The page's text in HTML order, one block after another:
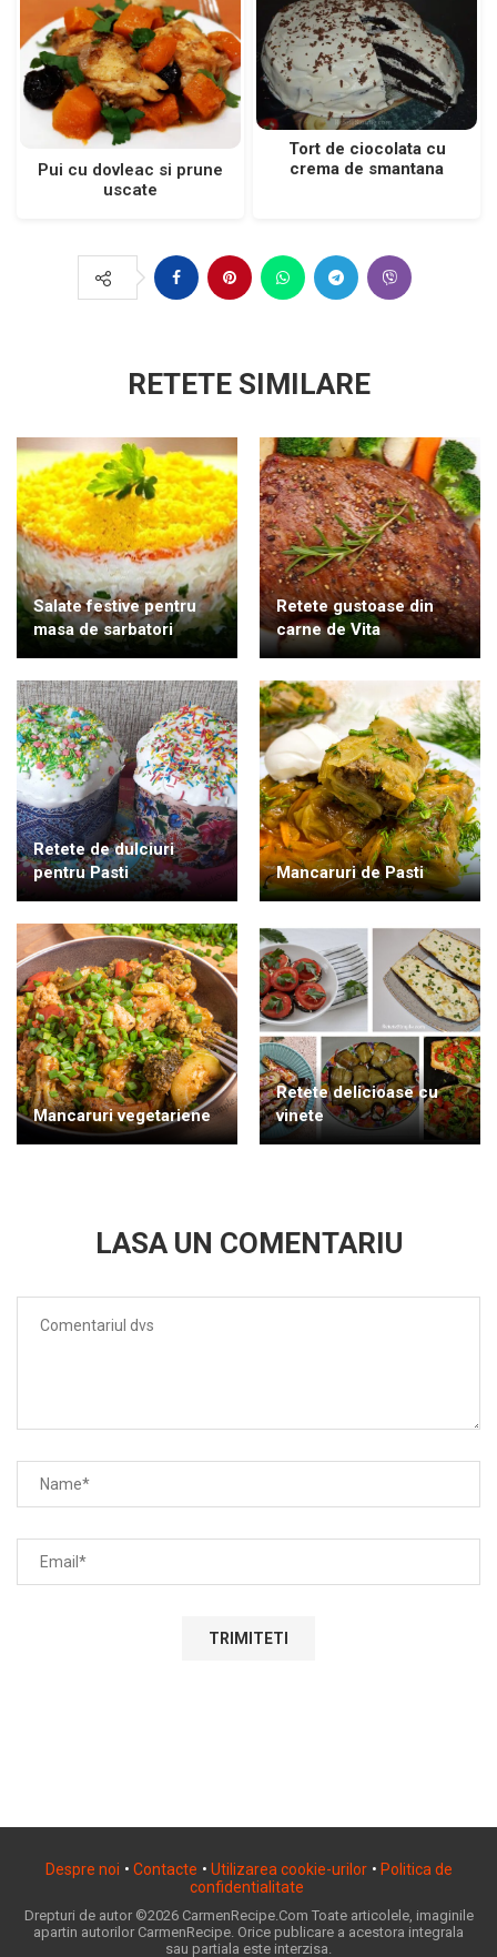
Pui cu dovleac si prune
uscate
Tort de ciocolata cu
crema de smantana
RETETE SIMILARE
Salate festive pentru
masa de sarbatori
Retete gustoase din
carne de Vita
Retete de dulciuri
pentru Pasti
Mancaruri de Pasti
Mancaruri vegetariene
Retete delicioase cu
vinete
LASA UN COMENTARIU
Despre noi • Contacte • Utilizarea cookie-urilor • Politica de
confidentialitate
Drepturi de autor ©2026 CarmenRecipe.Com Toate articolele, imaginile
apartin autorilor CarmenRecipe. Orice publicare a acestora integrala
sau partiala este interzisa.